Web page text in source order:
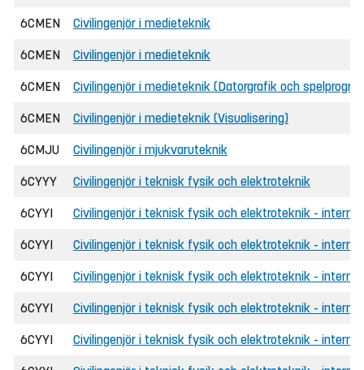
6CMEN Civilingenjör i medieteknik
6CMEN Civilingenjör i medieteknik
6CMEN Civilingenjör i medieteknik (Datorgrafik och
6CMEN Civilingenjör i medieteknik (Visualisering)
6CMJU Civilingenjör i mjukvaruteknik
6CYYY Civilingenjör i teknisk fysik och elektroteknik
6CYYI Civilingenjör i teknisk fysik och elektroteknik -
6CYYI Civilingenjör i teknisk fysik och elektroteknik -
6CYYI Civilingenjör i teknisk fysik och elektroteknik -
6CYYI Civilingenjör i teknisk fysik och elektroteknik -
6CYYI Civilingenjör i teknisk fysik och elektroteknik -